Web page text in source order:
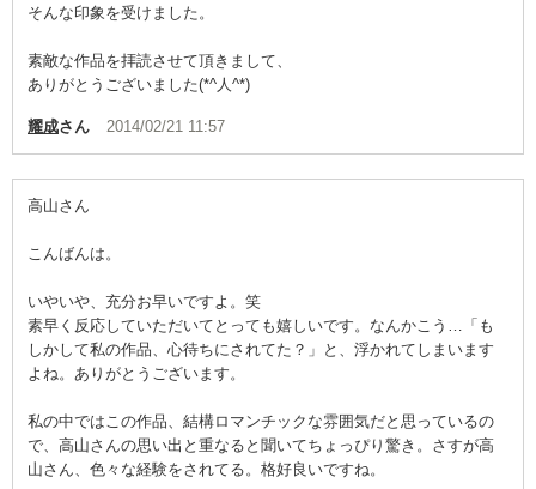
そんな印象を受けました。
素敵な作品を拝読させて頂きまして、
ありがとうございました(*^人^*)
耀成さん 2014/02/21 11:57
高山さん
こんばんは。
いやいや、充分お早いですよ。笑
素早く反応していただいてとっても嬉しいです。なんかこう…「も
しかして私の作品、心待ちにされてた？」と、浮かれてしまいます
よね。ありがとうございます。
私の中ではこの作品、結構ロマンチックな雰囲気だと思っているの
で、高山さんの思い出と重なると聞いてちょっぴり驚き。さすが高
山さん、色々な経験をされてる。格好良いですね。